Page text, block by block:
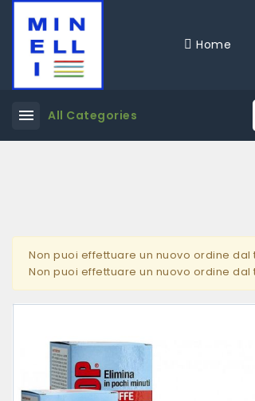
Home
menu All Categories
Non puoi effettuare un nuovo ordine
Non puoi effettuare un nuovo ordine